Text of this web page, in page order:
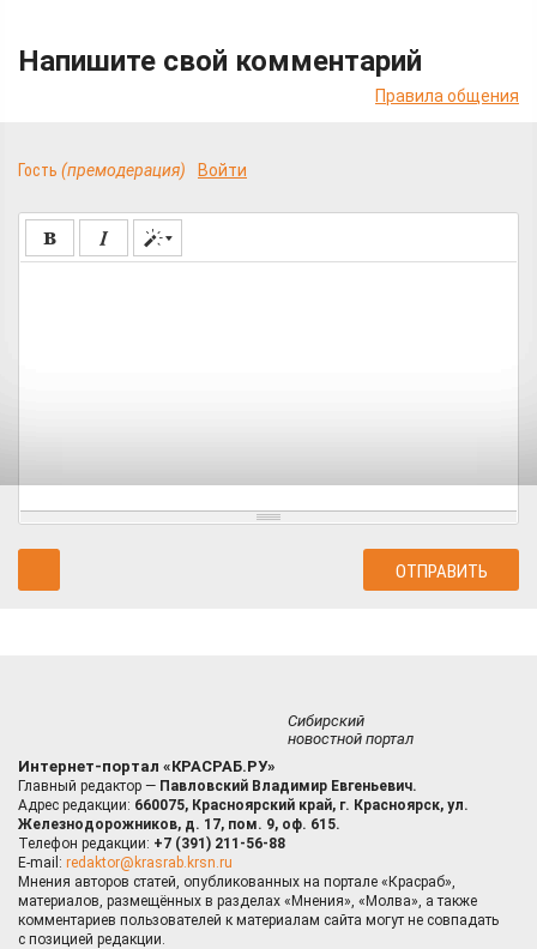
Напишите свой комментарий
Правила общения
Гость (премодерация) Войти
Сибирский
новостной портал
Интернет-портал «КРАСРАБ.РУ»
Главный редактор — Павловский Владимир Евгеньевич.
Адрес редакции: 660075, Красноярский край, г. Красноярск, ул.
Железнодорожников, д. 17, пом. 9, оф. 615.
Телефон редакции: +7 (391) 211-56-88
E-mail: redaktor@krasrab.krsn.ru
Мнения авторов статей, опубликованных на портале «Красраб»,
материалов, размещённых в разделах «Мнения», «Молва», а также
комментариев пользователей к материалам сайта могут не совпадать
с позицией редакции.